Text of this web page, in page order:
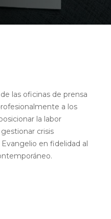
las oficinas de prensa
a los
la labor
crisis
en fidelidad al